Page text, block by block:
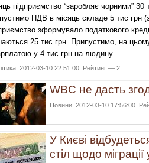
підприємство “заробляє чорними” 30
ПДВ в місяць складе 5 тис грн
зформувало податкового
25 тис грн. Припустимо, на
у 4 тис грн на людину.
2012-03-10 22:51:00. Рейтинг — 2
WBC не дасть
Новини. 2012-03-10 17:56:00.
У Києві
стіл щодо міграції